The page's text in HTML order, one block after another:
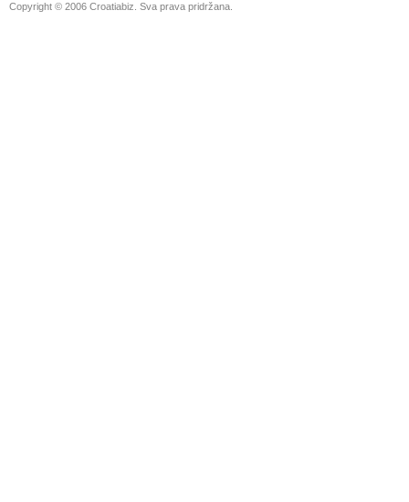
Copyright © 2006 Croatiabiz. Sva prava pridržana.